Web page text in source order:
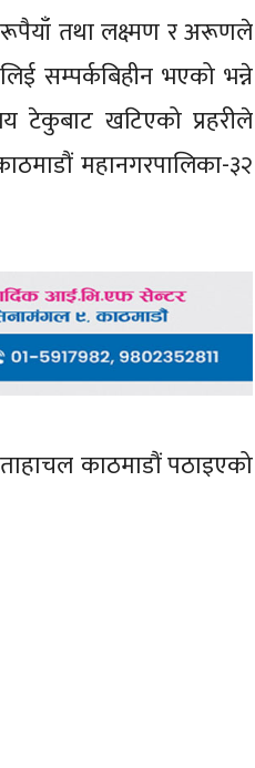
रूपैयाँ तथा लक्ष्मण र अरूणले
सम्पर्कबिहीन भएको भन्ने
टेकुबाट खटिएको प्रहरीले
महानगरपालिका-३२
काठमाडौं पठाइएको